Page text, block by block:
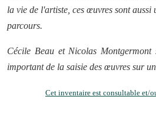
la vie de l'artiste, ces œuvres sont aussi
parcours.
Cécile Beau et Nicolas
important de la saisie des œuvres sur
Cet inventaire est consultable et/